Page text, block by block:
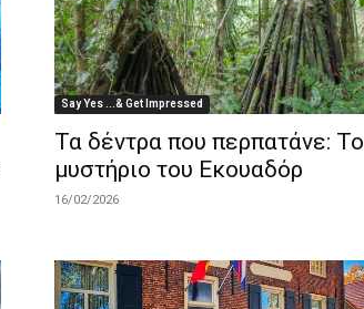
Say Yes ...& Get Impressed
Τα δέντρα που περπατάνε: Το
μυστήριο του Εκουαδόρ
16/02/2026